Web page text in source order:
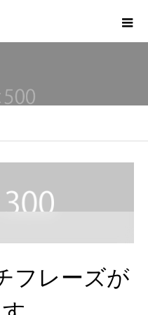
フレーズが